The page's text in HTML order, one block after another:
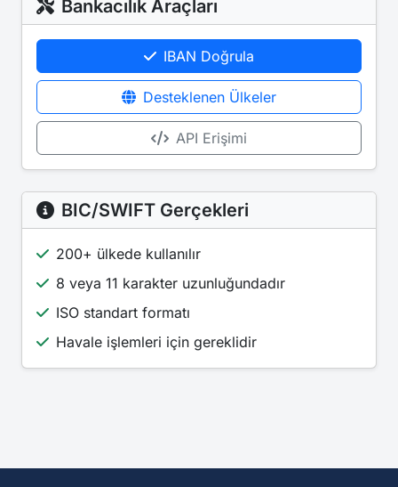
Bankacılık Araçları
IBAN Doğrula
Desteklenen Ülkeler
API Erişimi
BIC/SWIFT Gerçekleri
200+ ülkede kullanılır
8 veya 11 karakter uzunluğundadır
ISO standart formatı
Havale işlemleri için gereklidir